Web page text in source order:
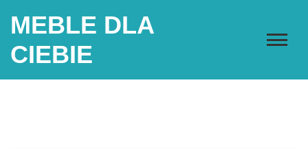
MEBLE DLA
CIEBIE